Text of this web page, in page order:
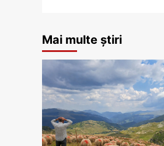
Mai multe știri